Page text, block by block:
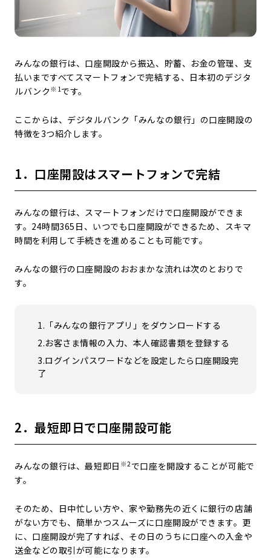
みんなの銀行は、口座開設から振込、貯蓄、お金の管理、支
払いまですべてスマートフォンで完結する、日本初のデジタ
ルバンク ※1 です。
ここからは、デジタルバンク「みんなの銀行」の口座開設の
特徴を3つ紹介します。
1．口座開設はスマートフォンで完結
みんなの銀行は、スマートフォンだけで口座開設ができま
す。24時間365日、いつでも口座開設ができるため、スキマ
時間を利用して手続きを進めることも可能です。
みんなの銀行の口座開設のおおまかな流れは次のとおりで
す。
1.「みんなの銀行アプリ」をダウンロードする
2.お客さま情報の入力、本人確認書類を登録する
3.ログインパスワードなどを設定したら口座開設完
了
2．最短即日で口座開設可能
みんなの銀行は、最短即日 ※2 で口座を開設することが可能で
す。
そのため、日中忙しい方や、家や勤務先の近くに銀行の店舗
がない方でも、簡単かつスムーズに口座開設ができます。更
に、口座開設が完了すれば、その日のうちに口座への入金や
送金などの取引が可能になります。